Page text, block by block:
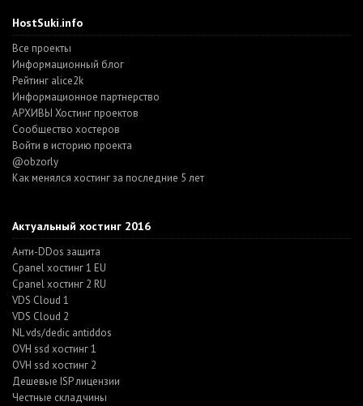
HostSuki.info
Все проекты
Информационный блог
Рейтинг alice2k
Информационное партнерство
АРХИВЫ Хостинг проектов
Cообщество хостеров
Войти в историю проекта
@obzorly
Как менялся хостинг за последние 5 лет
Актуальный хостинг 2016
Анти-DDos защита
Cpanel хостинг 1 EU
Cpanel хостинг 2 RU
VDS Cloud 1
VDS Cloud 2
NL vds/dedic antiddos
OVH ssd хостинг 1
OVH ssd хостинг 2
Дешевые ISP лицензии
Честные складчины